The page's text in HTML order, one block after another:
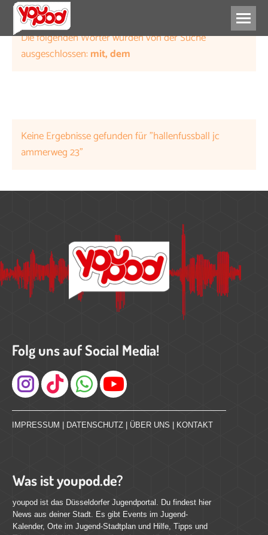
Die folgenden Wörter wurden von der Suche
ausgeschlossen:mit, dem
Keine Ergebnisse gefunden für "hallenfussball jc
ammerweg 23"
Folg uns auf Social Media!
Instagram
IMPRESSUM | DATENSCHUTZ | ÜBER UNS | KONTAKT
Was ist youpod.de?
youpod ist das Düsseldorfer Jugendportal. Du findest hier
News aus deiner Stadt. Es gibt Events im Jugend-
Kalender, Orte im Jugend-Stadtplan und Hilfe, Tipps und